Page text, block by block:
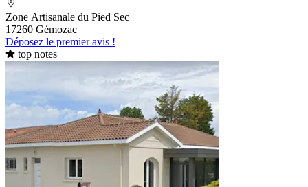
Zone Artisanale du Pied Sec
17260 Gémozac
Déposez le premier avis !
top notes